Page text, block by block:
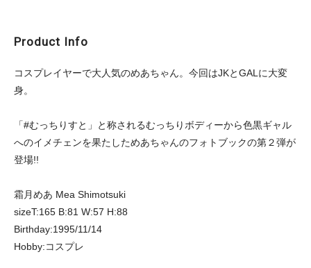
Product Info
コスプレイヤーで大人気のめあちゃん。今回はJKとGALに大変
身。
「#むっちりすと」と称されるむっちりボディーから色黒ギャル
へのイメチェンを果たしためあちゃんのフォトブックの第２弾が
登場!!
霜月めあ Mea Shimotsuki
sizeT:165 B:81 W:57 H:88
Birthday:1995/11/14
Hobby:コスプレ